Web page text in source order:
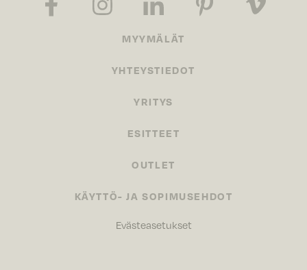
MYYMÄLÄT
YHTEYSTIEDOT
YRITYS
ESITTEET
OUTLET
KÄYTTÖ- JA SOPIMUSEHDOT
Evästeasetukset